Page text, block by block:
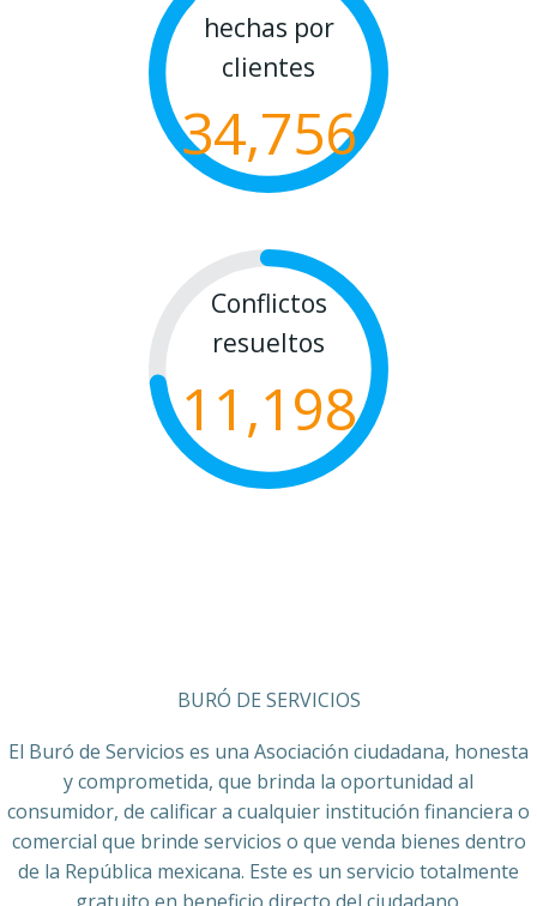
hechas por
clientes
34,756
Conflictos
resueltos
11,198
BURÓ DE SERVICIOS
El Buró de Servicios es una Asociación ciudadana, honesta
y comprometida, que brinda la oportunidad al
consumidor, de calificar a cualquier institución financiera o
comercial que brinde servicios o que venda bienes dentro
de la República mexicana. Este es un servicio totalmente